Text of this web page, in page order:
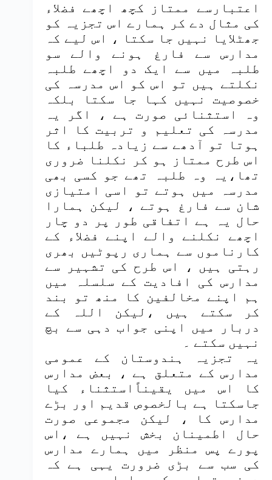
اعتبارسے ممتاز کچھ اچھے فضلاء
کی مثال دے کر ہمارے اس تجزیہ کو
جھٹلایا نہیں جا سکتا ، اس لیے کہ
مدارس سے فارغ ہونے والے سو
طلبہ میں سے ایک دو اچھے طلبہ
نکلتے ہیں تو اس کو اس مدرسہ کی
خصوصیت نہیں کہا جا سکتا بلکہ
وہ استثنائی صورت ہے ، اگر یہ
مدرسہ کی تعلیم و تربیت کا اثر
ہوتا تو آدھے سے زیادہ طلباء کا
اس طرح ممتاز ہو کر نکلنا ضروری
تھا،یہ وہ طلبہ تھے جو کسی بھی
مدرسہ میں ہوتے تو اسی امتیازی
شان سے فارغ ہوتے ، لیکن ہمارا
حال یہ ہے اتفاقی طور پر دو چار
اچھے نکلنے والے اپنے فضلاء کے
کارناموں سے ہماری رپوٹیں بھری
رہتی ہیں ، اس طرح کی تشہیر سے
مدارس کی افادیت کے سلسلہ میں
ہم اپنے مخالفین کا منھ تو بند
کر سکتے ہیں ،لیکن اللہ کے
دربار میں اپنی جواب دہی سے بچ
نہیں سکتے ۔
یہ تجزیہ ہندوستان کے عمومی
مدارس کے متعلق ہے ، بعض مدارس
کا اس میں یقیناًاستثناء کیا
جاسکتا ہے بالخصوص قدیم اور بڑے
مدارس کا ، لیکن مجموعی صورت
حال اطمینان بخش نہیں ہے ،اس
پورے پس منظر میں ہمارے مدارس
کی سب سے بڑی ضرورت یہی ہے کہ